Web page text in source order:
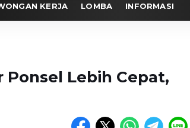
KERJA LOMBA INFORMASI
Ponsel Lebih Cepat,